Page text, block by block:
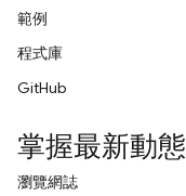
範例
程式庫
GitHub
掌握最新動態
瀏覽網誌